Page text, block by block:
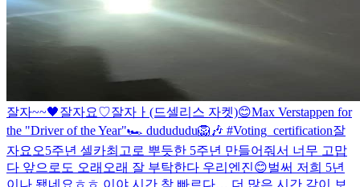
잘자~~🖤잘자요♡잘자ㅏ(드셀리스 자켓)😊Max Verstappen for
the "Driver of the Year"🏎 dudududu🦁🎶 #Voting_certification잘
자요오5주년 셀카최고로 뿌듯한 5주년 만들어줘서 너무 고맙
다 앞으로도 오래오래 잘 부탁한다 우리엔진😊벌써 저희 5년
이나 됐네요ㅎㅎ 이야 시간 참 빠르다… 더 많은 시간 같이 보